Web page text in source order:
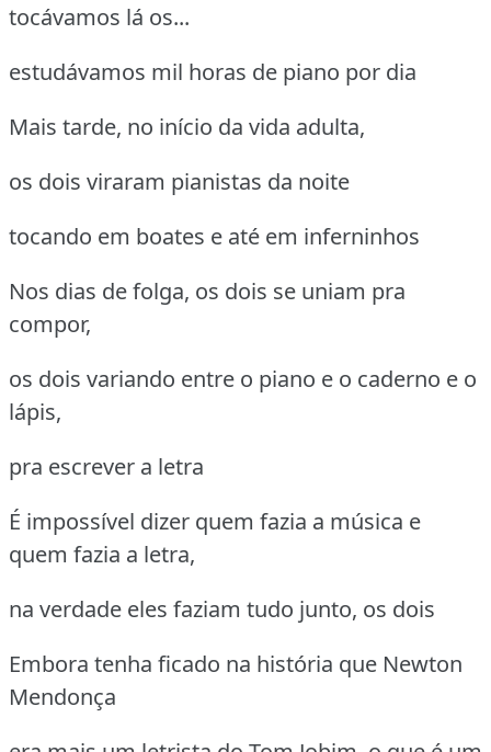
tocávamos lá os...
estudávamos mil horas de piano por dia
Mais tarde, no início da vida adulta,
os dois viraram pianistas da noite
tocando em boates e até em inferninhos
Nos dias de folga, os dois se uniam pra
compor,
os dois variando entre o piano e o caderno e o
lápis,
pra escrever a letra
É impossível dizer quem fazia a música e
quem fazia a letra,
na verdade eles faziam tudo junto, os dois
Embora tenha ficado na história que Newton
Mendonça